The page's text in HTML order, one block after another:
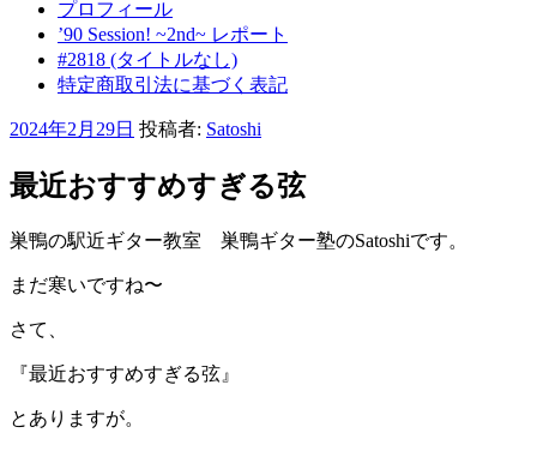
プロフィール
’90 Session! ~2nd~ レポート
#2818 (タイトルなし)
特定商取引法に基づく表記
投
日:
2024年2月29日 投稿者: Satoshi
最近おすすめすぎる弦
巣鴨の駅近ギター教室 巣鴨ギター塾のSatoshiです。
まだ寒いですね〜
さて、
『最近おすすめすぎる弦』
とありますが。